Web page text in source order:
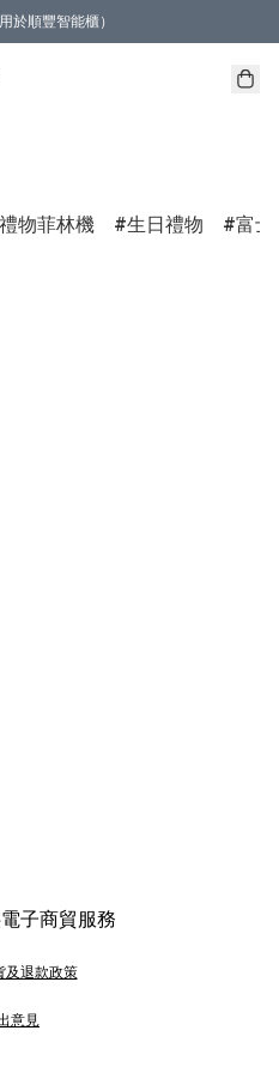
於順豐智能櫃）
物菲林機 生日禮物
富士
子商貿服務
及退款政策
意見